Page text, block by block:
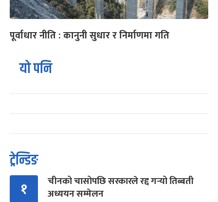
पूर्वाधार नीति : कानुनी सुधार र निर्माणमा गति
यो पनि
ट्रेन्डिङ
१
चीनको चासोपछि सरकारले रद्द गर्‍यो तिब्बती
अध्ययन सम्मेलन